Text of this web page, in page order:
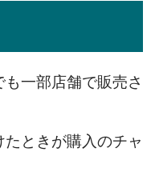
一部店舗で販売さ
ときが購入のチャ